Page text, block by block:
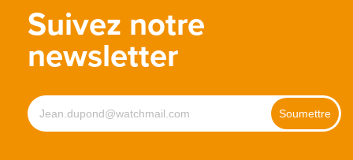
Suivez notre
newsletter